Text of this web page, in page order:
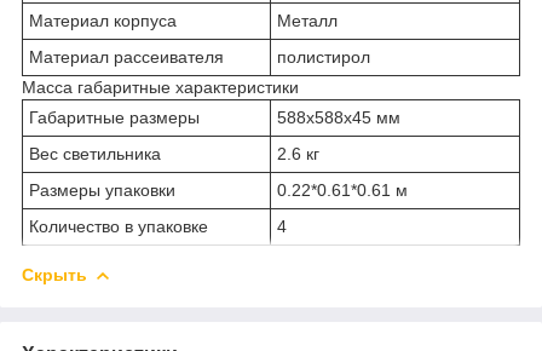
Материал корпуса
Металл
Материал рассеивателя
полистирол
Масса габаритные характеристики
Габаритные размеры
588х588х45 мм
Вес светильника
2.6 кг
Размеры упаковки
0.22*0.61*0.61 м
Количество в упаковке
4
Скрыть